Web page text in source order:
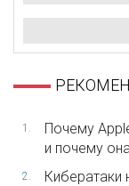
1.
Почему
и почему она
2.